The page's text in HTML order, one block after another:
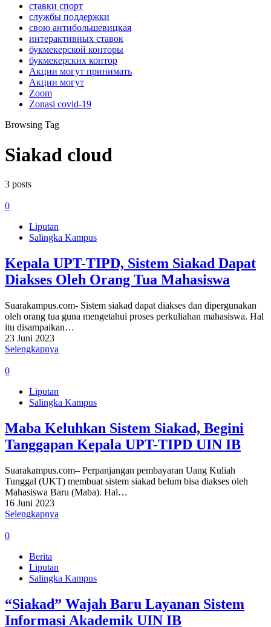
ставки спорт
службы поддержки
свою антибольшевицкая
интерактивных ставок
букмекерской конторы
букмекерских контор
Акции могут принимать
Акции могут
Zoom
Zonasi covid-19
Browsing Tag
Siakad cloud
3 posts
0
Liputan
Salingka Kampus
Kepala UPT-TIPD, Sistem Siakad Dapat
Diakses Oleh Orang Tua Mahasiswa
Suarakampus.com- Sistem siakad dapat diakses dan dipergunakan
oleh orang tua guna mengetahui proses perkuliahan mahasiswa. Hal
itu disampaikan…
23 Juni 2023
Selengkapnya
0
Liputan
Salingka Kampus
Maba Keluhkan Sistem Siakad, Begini
Tanggapan Kepala UPT-TIPD UIN IB
Suarakampus.com– Perpanjangan pembayaran Uang Kuliah
Tunggal (UKT) membuat sistem siakad belum bisa diakses oleh
Mahasiswa Baru (Maba). Hal…
16 Juni 2023
Selengkapnya
0
Berita
Liputan
Salingka Kampus
“Siakad” Wajah Baru Layanan Sistem
Informasi Akademik UIN IB